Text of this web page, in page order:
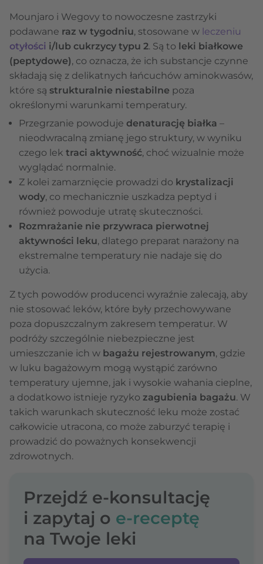
Mounjaro i Wegovy to nowoczesne zastrzyki
podawane raz w tygodniu, stosowane w leczeniu
otyłości i/lub cukrzycy typu 2. Są to leki białkowe
(peptydowe), co oznacza, że ich substancje czynne
składają się z delikatnych łańcuchów aminokwasów,
które są strukturalnie niestabilne poza
określonymi warunkami temperatury.
Przegrzanie powoduje denaturację białka –
nieodwracalną zmianę jego struktury, w wyniku
czego lek traci aktywność, choć wizualnie może
wyglądać normalnie.
Z kolei zamarznięcie prowadzi do krystalizacji
wody, co mechanicznie uszkadza peptyd i
również powoduje utratę skuteczności.
Rozmrażanie nie przywraca pierwotnej
aktywności leku, dlatego preparat narażony na
ekstremalne temperatury nie nadaje się do
użycia.
Z tych powodów producenci wyraźnie zalecają, aby
nie stosować leków, które były przechowywane
poza dopuszczalnym zakresem temperatur. W
podróży szczególnie niebezpieczne jest
umieszczanie ich w bagażu rejestrowanym, gdzie
w luku bagażowym mogą wystąpić zarówno
temperatury ujemne, jak i wysokie wahania cieplne,
a dodatkowo istnieje ryzyko zagubienia bagażu. W
takich warunkach skuteczność leku może zostać
całkowicie utracona, co może zaburzyć terapię i
prowadzić do poważnych konsekwencji
zdrowotnych.
Przejdź e-konsultację
i zapytaj o e-receptę
na Twoje leki